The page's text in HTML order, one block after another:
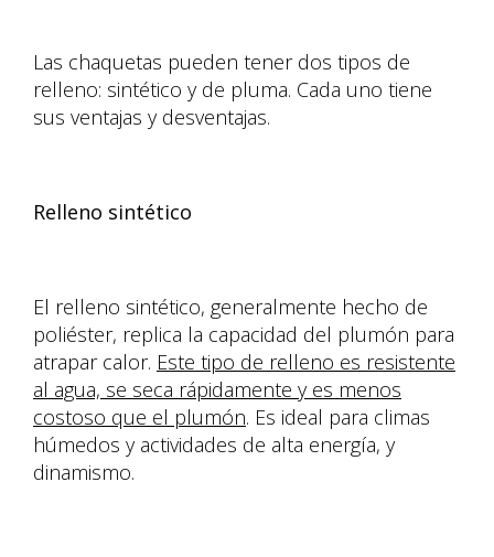
Las chaquetas pueden tener dos tipos de
relleno: sintético y de pluma. Cada uno tiene
sus ventajas y desventajas.
Relleno sintético
El relleno sintético, generalmente hecho de
poliéster, replica la capacidad del plumón para
atrapar calor. Este tipo de relleno es resistente
al agua, se seca rápidamente y es menos
costoso que el plumón. Es ideal para climas
húmedos y actividades de alta energía, y
dinamismo.